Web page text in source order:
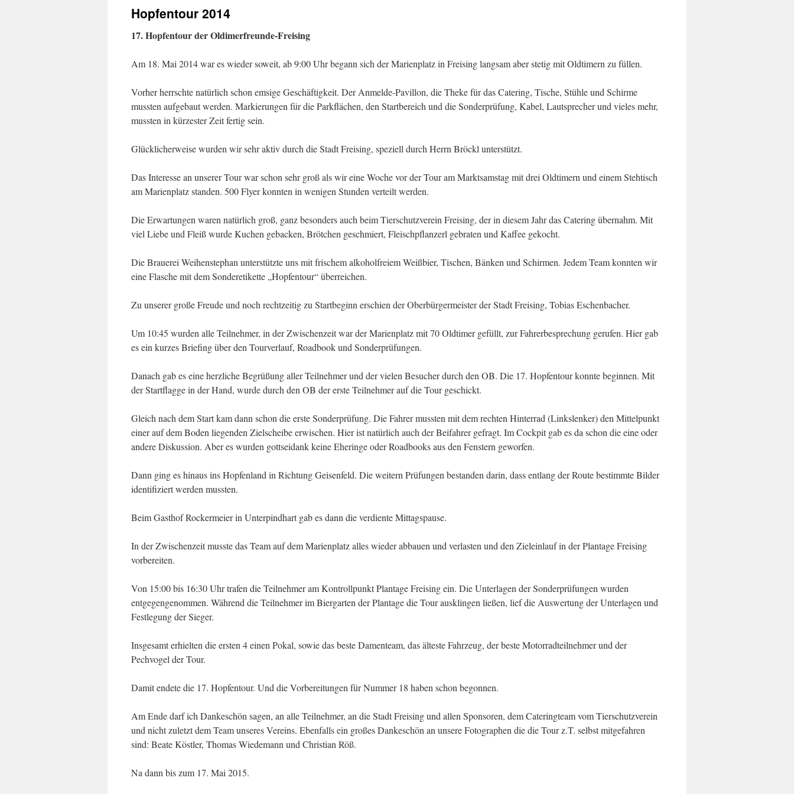
Hopfentour 2014
17. Hopfentour der Oldimerfreunde-Freising
Am 18. Mai 2014 war es wieder soweit, ab 9:00 Uhr begann sich der Marienplatz in Freising langsam aber stetig mit Oldtimern zu füllen.
Vorher herrschte natürlich schon emsige Geschäftigkeit. Der Anmelde-Pavillon, die Theke für das Catering, Tische, Stühle und Schirme
mussten aufgebaut werden. Markierungen für die Parkflächen, den Startbereich und die Sonderprüfung, Kabel, Lautsprecher und vieles mehr,
mussten in kürzester Zeit fertig sein.
Glücklicherweise wurden wir sehr aktiv durch die Stadt Freising, speziell durch Herrn Bröckl unterstützt.
Das Interesse an unserer Tour war schon sehr groß als wir eine Woche vor der Tour am Marktsamstag mit drei Oldtimern und einem Stehtisch
am Marienplatz standen. 500 Flyer konnten in wenigen Stunden verteilt werden.
Die Erwartungen waren natürlich groß, ganz besonders auch beim Tierschutzverein Freising, der in diesem Jahr das Catering übernahm. Mit
viel Liebe und Fleiß wurde Kuchen gebacken, Brötchen geschmiert, Fleischpflanzerl gebraten und Kaffee gekocht.
Die Brauerei Weihenstephan unterstützte uns mit frischem alkoholfreiem Weißbier, Tischen, Bänken und Schirmen. Jedem Team konnten wir
eine Flasche mit dem Sonderetikette „Hopfentour“ überreichen.
Zu unserer große Freude und noch rechtzeitig zu Startbeginn erschien der Oberbürgermeister der Stadt Freising, Tobias Eschenbacher.
Um 10:45 wurden alle Teilnehmer, in der Zwischenzeit war der Marienplatz mit 70 Oldtimer gefüllt, zur Fahrerbesprechung gerufen. Hier gab
es ein kurzes Briefing über den Tourverlauf, Roadbook und Sonderprüfungen.
Danach gab es eine herzliche Begrüßung aller Teilnehmer und der vielen Besucher durch den OB. Die 17. Hopfentour konnte beginnen. Mit
der Startflagge in der Hand, wurde durch den OB der erste Teilnehmer auf die Tour geschickt.
Gleich nach dem Start kam dann schon die erste Sonderprüfung. Die Fahrer mussten mit dem rechten Hinterrad (Linkslenker) den Mittelpunkt
einer auf dem Boden liegenden Zielscheibe erwischen. Hier ist natürlich auch der Beifahrer gefragt. Im Cockpit gab es da schon die eine oder
andere Diskussion. Aber es wurden gottseidank keine Eheringe oder Roadbooks aus den Fenstern geworfen.
Dann ging es hinaus ins Hopfenland in Richtung Geisenfeld. Die weitern Prüfungen bestanden darin, dass entlang der Route bestimmte Bilder
identifiziert werden mussten.
Beim Gasthof Rockermeier in Unterpindhart gab es dann die verdiente Mittagspause.
In der Zwischenzeit musste das Team auf dem Marienplatz alles wieder abbauen und verlasten und den Zieleinlauf in der Plantage Freising
vorbereiten.
Von 15:00 bis 16:30 Uhr trafen die Teilnehmer am Kontrollpunkt Plantage Freising ein. Die Unterlagen der Sonderprüfungen wurden
entgegengenommen. Während die Teilnehmer im Biergarten der Plantage die Tour ausklingen ließen, lief die Auswertung der Unterlagen und
Festlegung der Sieger.
Insgesamt erhielten die ersten 4 einen Pokal, sowie das beste Damenteam, das älteste Fahrzeug, der beste Motorradteilnehmer und der
Pechvogel der Tour.
Damit endete die 17. Hopfentour. Und die Vorbereitungen für Nummer 18 haben schon begonnen.
Am Ende darf ich Dankeschön sagen, an alle Teilnehmer, an die Stadt Freising und allen Sponsoren, dem Cateringteam vom Tierschutzverein
und nicht zuletzt dem Team unseres Vereins. Ebenfalls ein großes Dankeschön an unsere Fotographen die die Tour z.T. selbst mitgefahren
sind: Beate Köstler, Thomas Wiedemann und Christian Röß.
Na dann bis zum 17. Mai 2015.